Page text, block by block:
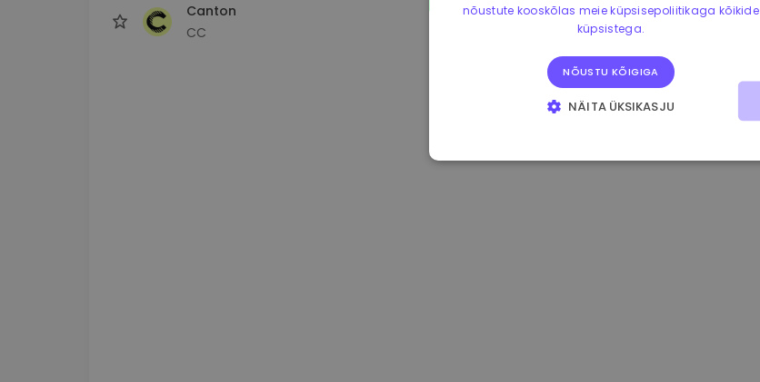
Canton
CC
+6.10%
nõustute kooskõlas meie küpsisepoliitikaga kõikide
küpsistega.
NÕUSTU KÕIGIGA
NÄITA ÜKSIKASJU